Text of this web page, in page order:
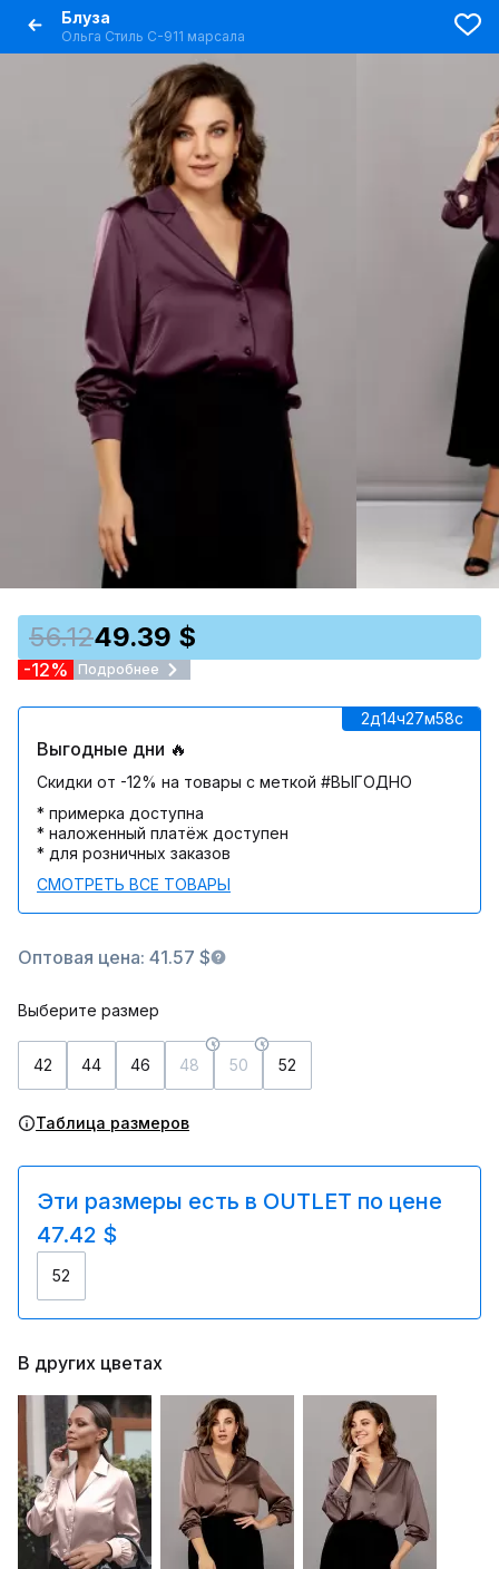
Блуза
Ольга Стиль С-911 марсала
56.1249.39 $
-12% Подробнее
2д14ч27м58c
Выгодные дни 🔥
Скидки от -12% на товары с меткой #ВЫГОДНО
* примерка доступна
* наложенный платёж доступен
* для розничных заказов
СМОТРЕТЬ ВСЕ ТОВАРЫ
Оптовая цена: 41.57 $
Выберите размер
42 44 46 48 50 52
Таблица размеров
Эти размеры есть в OUTLET по цене
47.42 $
52
В других цветах